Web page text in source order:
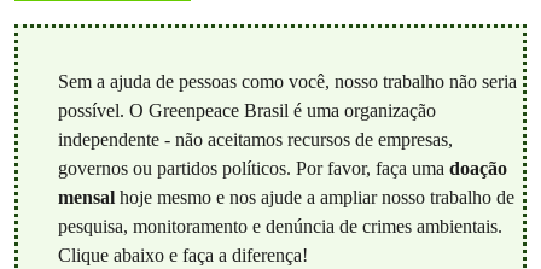
Sem a ajuda de pessoas como você, nosso trabalho não seria
possível. O Greenpeace Brasil é uma organização
independente - não aceitamos recursos de empresas,
governos ou partidos políticos. Por favor, faça uma doação
mensalhoje mesmo e nos ajude a ampliar nosso trabalho de
pesquisa, monitoramento e denúncia de crimes ambientais.
Clique abaixo e faça a diferença!